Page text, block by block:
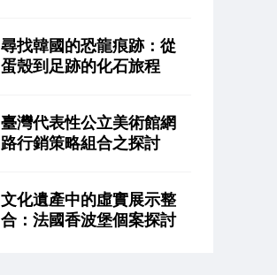
尋找韓國的恐龍痕跡：從
蛋殼到足跡的化石旅程
臺灣代表性公立美術館網
路行銷策略組合之探討
文化遺產中的虛實展示整
合：法國香波堡個案探討